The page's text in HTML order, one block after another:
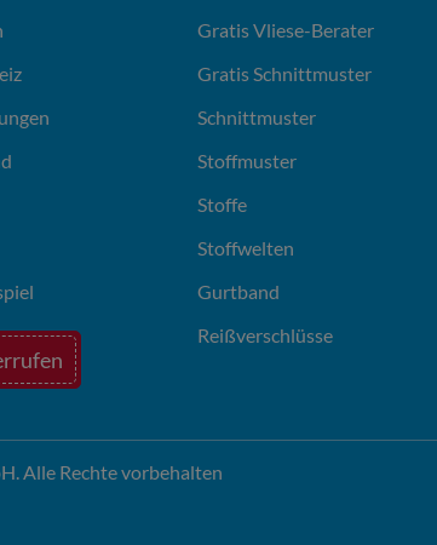
Gratis Vliese-Berater
Gratis Schnittmuster
Schnittmuster
Stoffmuster
Stoffe
Stoffwelten
Gurtband
Reißverschlüsse
Alle Rechte vorbehalten